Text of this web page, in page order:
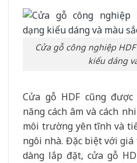
Cửa gỗ công nghiệp
kiểu dáng
Cửa gỗ HDF cũng
năng cách âm và cách
môi trường yên tĩnh và
ngôi nhà. Đặc biệt với
dàng lắp đặt, cửa gỗ